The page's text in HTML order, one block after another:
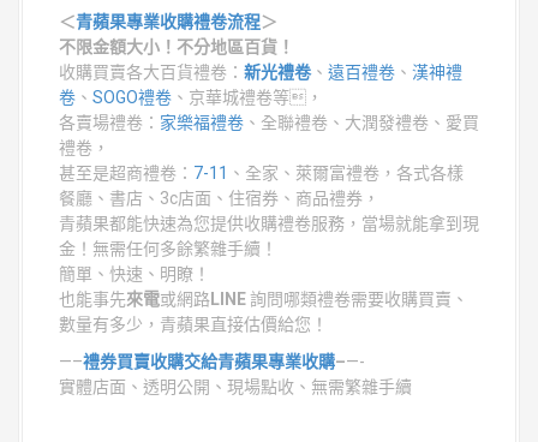
＜青蘋果專業收購禮卷流程＞
不限金額大小！不分地區百貨！
收購買賣各大百貨禮卷： 新光禮卷、 遠百禮卷 、 漢神禮
卷 、 SOGO禮卷 、京華城禮卷等，
各賣場禮卷： 家樂福禮卷 、全聯禮卷、大潤發禮卷、愛買
禮卷，
甚至是超商禮卷： 7-11 、全家、萊爾富禮卷，各式各樣
餐廳、書店、3c店面、住宿券、商品禮券，
青蘋果都能快速為您提供收購禮卷服務，當場就能拿到現
金！無需任何多餘繁雜手續！
簡單、快速、明瞭！
也能事先來電或網路LINE詢問哪類禮卷需要收購買賣、
數量有多少，青蘋果直接估價給您！
—–禮券買賣收購交給青蘋果專業收購–—-
實體店面、透明公開、現場點收、無需繁雜手續